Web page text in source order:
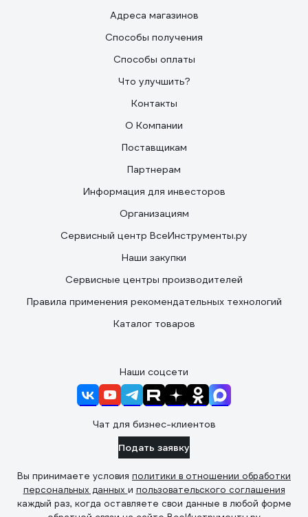
Адреса магазинов
Способы получения
Способы оплаты
Что улучшить?
Контакты
О Компании
Поставщикам
Партнерам
Информация для инвесторов
Организациям
Сервисный центр ВсеИнструменты.ру
Наши закупки
Сервисные центры производителей
Правила применения рекомендательных технологий
Каталог товаров
Наши соцсети
Чат для бизнес-клиентов
Подать заявку
Вы принимаете условия политики в отношении обработки
персональных данных и пользовательского соглашения
каждый раз, когда оставляете свои данные в любой форме